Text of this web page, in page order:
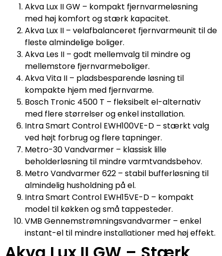
Akva Lux II GW – kompakt fjernvarmeløsning
med høj komfort og stærk kapacitet.
Akva Lux II – velafbalanceret fjernvarmeunit til de
fleste almindelige boliger.
Akva Les II – godt mellemvalg til mindre og
mellemstore fjernvarmeboliger.
Akva Vita II – pladsbesparende løsning til
kompakte hjem med fjernvarme.
Bosch Tronic 4500 T – fleksibelt el-alternativ
med flere størrelser og enkel installation.
Intra Smart Control EWH100VE-D – stærkt valg
ved højt forbrug og flere tapninger.
Metro-30 Vandvarmer – klassisk lille
beholderløsning til mindre varmtvandsbehov.
Metro Vandvarmer 622 – stabil bufferløsning til
almindelig husholdning på el.
Intra Smart Control EWH15VE-D – kompakt
model til køkken og små tappesteder.
VMB Gennemstrømningsvandvarmer – enkel
instant-el til mindre installationer med høj effekt.